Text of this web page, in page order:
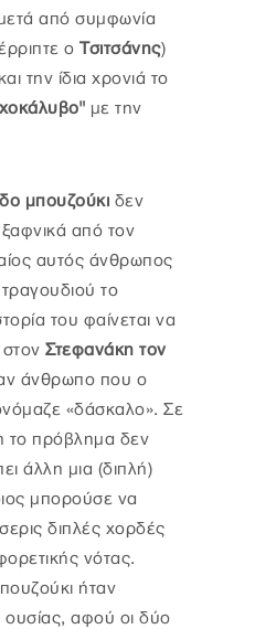
από συμφωνία
ο Τσιτσάνης)
και την ίδια χρονιά το
με την
μπουζούκι δεν
από τον
αυτός άνθρωπος
το
του φαίνεται να
Στεφανάκη τον
άνθρωπο που ο
«δάσκαλο». Σε
το πρόβλημα δεν
άλλη μια (διπλή)
μπορούσε να
διπλές χορδές
νότας.
ήταν
ουσίας, αφού οι δύο